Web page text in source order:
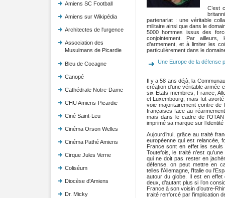
Amiens SC Football
Amiens sur Wikipédia
Architectes de l'urgence
Association des
Musulmans de Picardie
Bleu de Cocagne
Canopé
Cathédrale Notre-Dame
CHU Amiens-Picardie
Ciné Saint-Leu
Cinéma Orson Welles
Cinéma Pathé Amiens
Cirque Jules Verne
Coliséum
Diocèse d'Amiens
Dr. Micky
C’est
partenariat : une véritable
militaire ainsi que dans le
5000 hommes issus des
conjointement. Par
d’armement, et à limiter les
particulièrement dans le
Une Europe de la défense
Il y a 58 ans déjà, la
création d’une véritable armée
six États membres, France,
et Luxembourg, mais fut
voie majoritairement contre de
françaises face au
mais dans le cadre de
imprimé sa marque sur
Aujourd’hui, grâce au traité
européenne qui est relancée,
France sont en effet les seuls
Toutefois, le traité n’est
qui ne doit pas rester en
défense, on peut mettre en
telles l’Allemagne, l’Italie ou
autour du globe. Il est en
deux, d’autant plus si l’on
France à son voisin d’outre-
traité renforcé par l’implication